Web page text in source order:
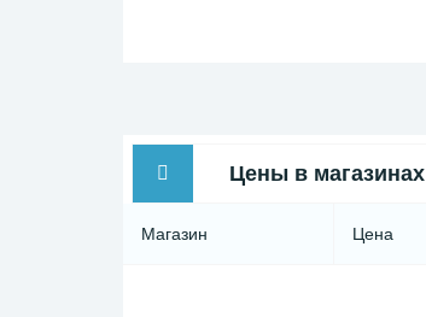
Цены в магазинах
Магазин Цена